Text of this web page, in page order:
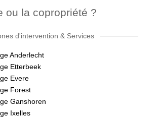
ou la copropriété ?
d'intervention & Services
Anderlecht
Etterbeek
Evere
Forest
Ganshoren
Ixelles